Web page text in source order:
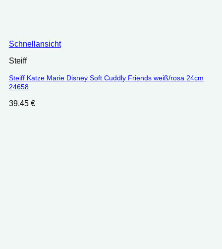
Schnellansicht
Steiff
Steiff Katze Marie Disney Soft Cuddly Friends weiß/rosa 24cm
24658
39.45 €